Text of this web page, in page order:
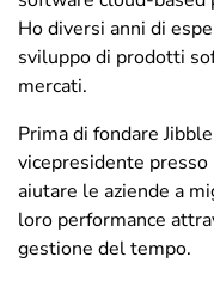
Ho diversi anni di
sviluppo di prodotti
mercati.
Prima di fondare
vicepresidente presso
aiutare le aziende a
loro performance
gestione del tempo.